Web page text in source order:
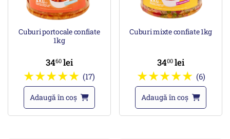
Cuburi portocale confiate
1kg
3460 lei
(17)
Adaugă în coș
Cuburi mixte confiate 1kg
3400lei
(6)
Adaugă în coș